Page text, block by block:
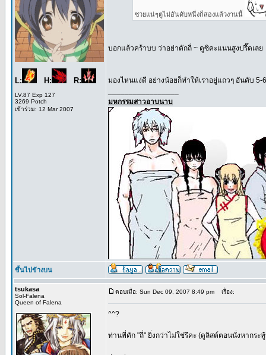
L: H: R:
LV.87 Exp 127
3269 Potch
เข้าร่วม: 12 Mar 2007
ซวยแน่ๆตูไม่อันดับหนึ่งก็สองแล้วงานนี้
บอกแล้วคร้าบบ ว่าอย่าดักถี่ ~ ดูซิคะแนนสูงปรี๊ดเลย
มองไหนแง่ดี อย่างน้อยก็ทำให้เราอยู่แถวๆ อันดับ 5-
มหกรรมสาวอาบนาบ
ขึ้นไปข้างบน
tsukasa
Sol-Falena
Queen of Falena
ตอบเมื่อ: Sun Dec 09, 2007 8:49 pm เรื่อง:
^^?
ท่านพี่ดัก "ถี่" ยิ่งกว่าไม่ใช่รึคะ (ดูลิสต์ตอนนั่งหากระ